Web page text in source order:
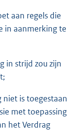
aan regels die
in aanmerking te
in strijd zou zijn
niet is toegestaan
met toepassing
het Verdrag